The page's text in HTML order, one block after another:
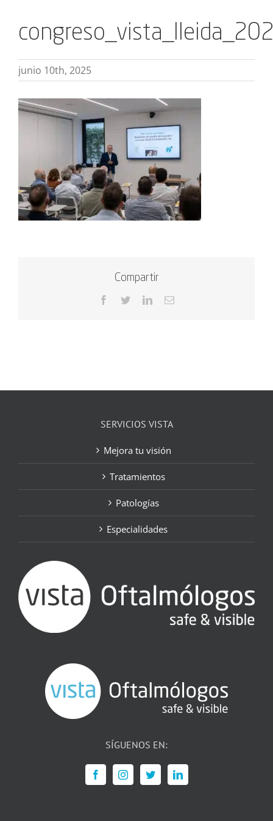
junio 10th, 2025
Compartir
Facebook
TwitterLinkedInCorreo
SERVICIOS VISTA
Mejora tu visión
Tratamientos
Patologías
Especialidades
SÍGUENOS EN: